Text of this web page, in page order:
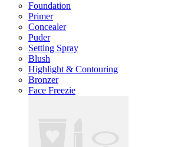
Foundation
Primer
Concealer
Puder
Setting Spray
Blush
Highlight & Contouring
Bronzer
Face Freezie